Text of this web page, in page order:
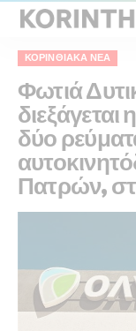
ΚΟΡΙΝΘΙΑΚΆ ΝΈΑ
Φωτιά
δύο
Πατρών,